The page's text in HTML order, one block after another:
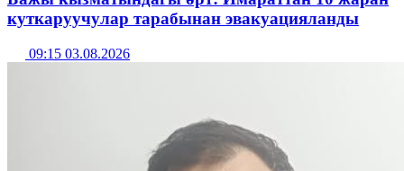
куткаруучулар тарабынан эвакуацияланды
09:15 03.08.2026